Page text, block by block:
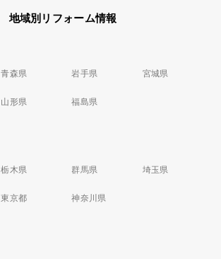
地域別リフォーム情報
青森県 岩手県 宮城県
山形県 福島県
栃木県 群馬県 埼玉県
東京都 神奈川県